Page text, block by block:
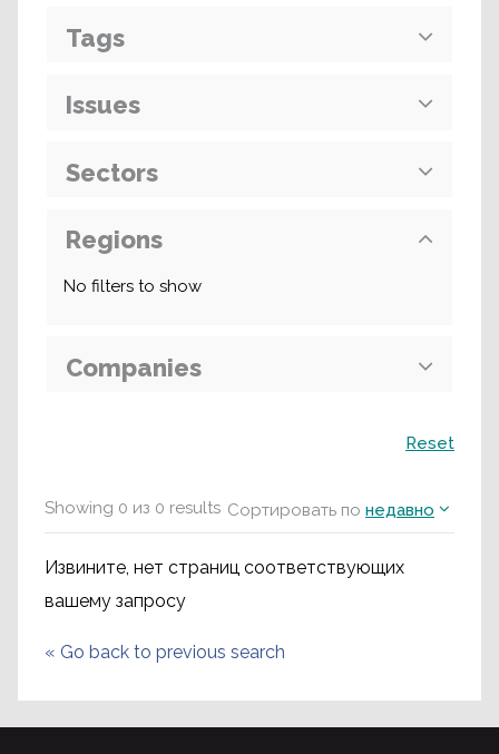
Showing 0 из 0 results Сортировать по недавно
Извините, нет страниц соответствующих
вашему запросу
« Go back to previous search
Tags
Issues
Sectors
Regions
No filters to show
Companies
Reset